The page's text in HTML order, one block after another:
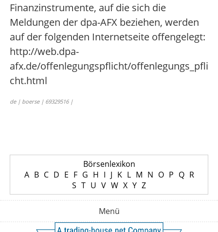
Finanzinstrumente, auf die sich die
Meldungen der dpa-AFX beziehen, werden
auf der folgenden Internetseite offengelegt:
http://web.dpa-
afx.de/offenlegungspflicht/offenlegungs_pfli
cht.html
de | boerse | 69329516 |
Börsenlexikon
A B C D E F G H I J K L M N O P Q R
S T U V W X Y Z
Menü